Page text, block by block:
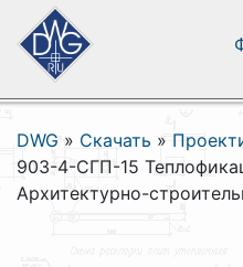
DWG » Скачать »
903-4-СГП-15
Архитектурно-